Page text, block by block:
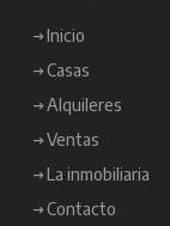
Inicio
Casas
Alquileres
Ventas
La inmobiliaria
Contacto